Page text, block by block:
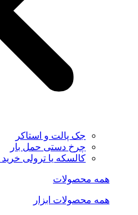
جک پالت و استاکر
چرخ دستی حمل بار
کالسکه یا ترولی
همه محصولات
همه محصولات ابزار